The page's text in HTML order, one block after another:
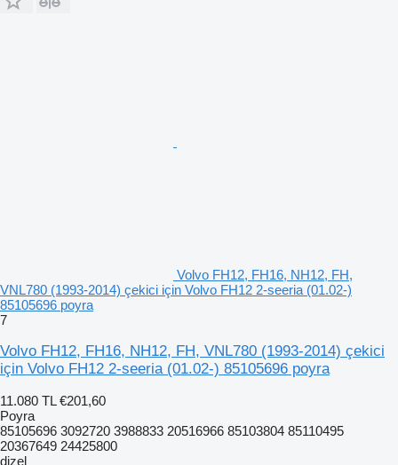
Volvo FH12, FH16, NH12, FH,
VNL780 (1993-2014) çekici için Volvo FH12 2-seeria (01.02-)
85105696 poyra
7
Volvo FH12, FH16, NH12, FH, VNL780 (1993-2014) çekici
için Volvo FH12 2-seeria (01.02-) 85105696 poyra
11.080 TL €201,60
Poyra
85105696 3092720 3988833 20516966 85103804 85110495
20367649 24425800
dizel